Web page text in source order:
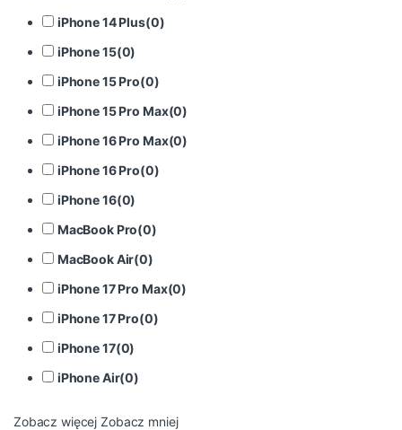
iPhone 14 Plus(0)
iPhone 15(0)
iPhone 15 Pro(0)
iPhone 15 Pro Max(0)
iPhone 16 Pro Max(0)
iPhone 16 Pro(0)
iPhone 16(0)
MacBook Pro(0)
MacBook Air(0)
iPhone 17 Pro Max(0)
iPhone 17 Pro(0)
iPhone 17(0)
iPhone Air(0)
Zobacz więcej Zobacz mniej